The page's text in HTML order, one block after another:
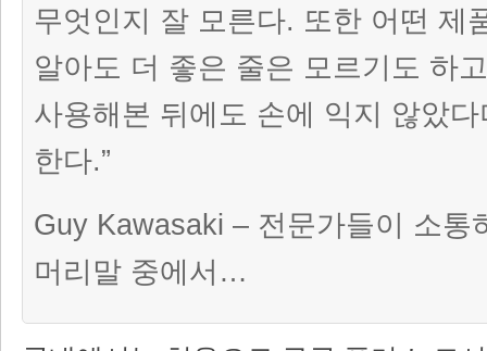
무엇인지 잘 모른다. 또한 어떤 제
알아도 더 좋은 줄은 모르기도 하
사용해본 뒤에도 손에 익지 않았
한다.”
Guy Kawasaki – 전문가들이 소통
머리말 중에서…